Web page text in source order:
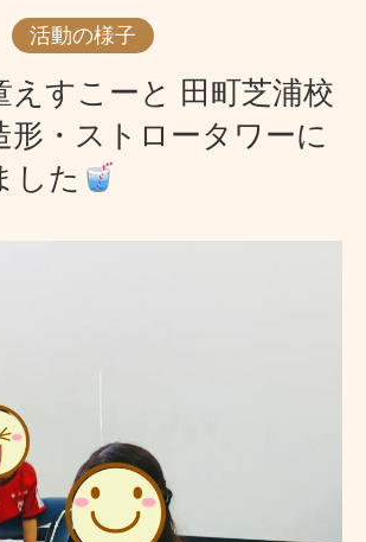
活動の様子
えすこーと 田町芝浦校
形・ストロータワーに
した